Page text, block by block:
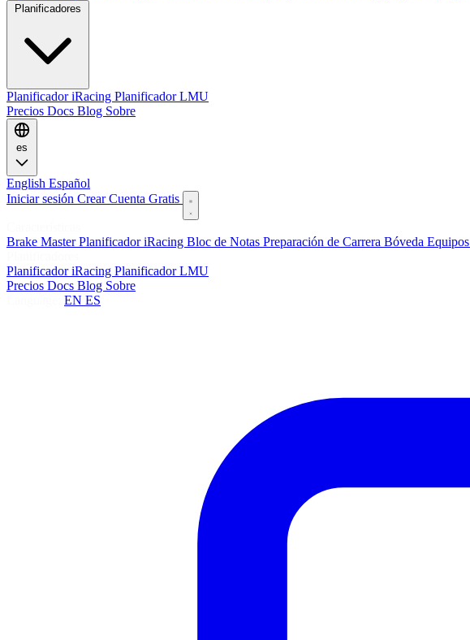
Planificador iRacing Planificador LMU
Precios Docs Blog Sobre
es
English Español
Iniciar sesión Crear Cuenta Gratis
Brake MasterPlanificador iRacing Bloc de Notas Preparación de Carrera Bóveda Equipos
Planificador iRacing Planificador LMU
Precios Docs Blog Sobre
EN ES